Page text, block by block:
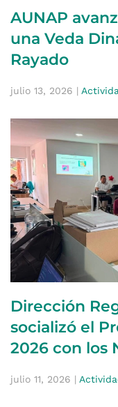
AUNAP
una Veda
Rayado
julio 13, 2026 |
Dirección
socializó el
2026 con los
julio 11, 2026 |